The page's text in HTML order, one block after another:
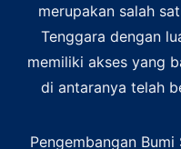
merupakan salah
Tenggara dengan
memiliki akses yang
di antaranya telah
Pengembangan